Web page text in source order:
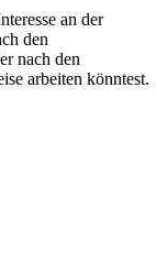
an der
den
nach den
arbeiten könntest.